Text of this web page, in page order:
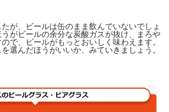
が、ビールは缶のまま飲んでいないでしょ
がビールの余分な炭酸ガスが抜け、まろや
で、ビールがもっとおいしく味わえます。
選んだほうがいいか、みていきましょう。